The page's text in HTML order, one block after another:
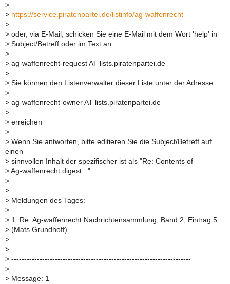
>
> https://service.piratenpartei.de/listinfo/ag-waffenrecht
>
> oder, via E-Mail, schicken Sie eine E-Mail mit dem Wort 'help' in
> Subject/Betreff oder im Text an
>
> ag-waffenrecht-request AT lists.piratenpartei.de
>
> Sie können den Listenverwalter dieser Liste unter der Adresse
>
> ag-waffenrecht-owner AT lists.piratenpartei.de
>
> erreichen
>
> Wenn Sie antworten, bitte editieren Sie die Subject/Betreff auf
einen
> sinnvollen Inhalt der spezifischer ist als "Re: Contents of
> Ag-waffenrecht digest..."
>
>
> Meldungen des Tages:
>
> 1. Re: Ag-waffenrecht Nachrichtensammlung, Band 2, Eintrag 5
> (Mats Grundhoff)
>
>
> ----------------------------------------------------------------------
>
> Message: 1